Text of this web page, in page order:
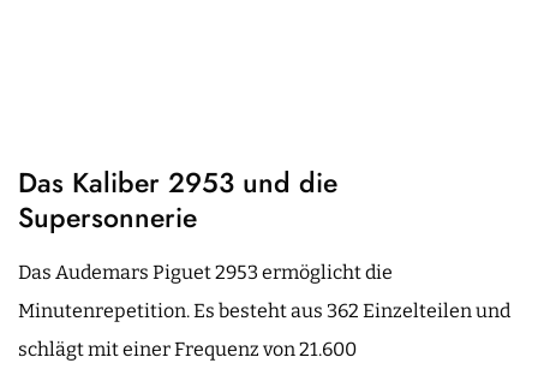
Das Kaliber 2953 und die
Supersonnerie
Das Audemars Piguet 2953 ermöglicht die
Minutenrepetition. Es besteht aus 362 Einzelteilen und
schlägt mit einer Frequenz von 21.600